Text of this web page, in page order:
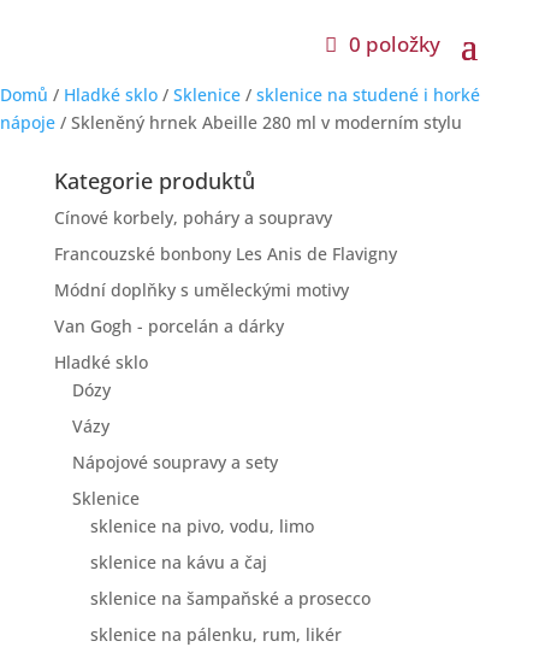
0 položky
Domů / Hladké sklo / Sklenice / sklenice na studené i horké
nápoje / Skleněný hrnek Abeille 280 ml v moderním stylu
Kategorie produktů
Cínové korbely, poháry a soupravy
Francouzské bonbony Les Anis de Flavigny
Módní doplňky s uměleckými motivy
Van Gogh - porcelán a dárky
Hladké sklo
Dózy
Vázy
Nápojové soupravy a sety
Sklenice
sklenice na pivo, vodu, limo
sklenice na kávu a čaj
sklenice na šampaňské a prosecco
sklenice na pálenku, rum, likér